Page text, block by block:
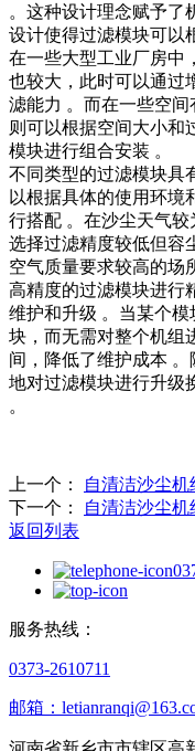
。这种设计理念赋予了
设计使得过滤模块可以
在一些大型工业厂房中
也较大，此时可以通过
滤能力 。而在一些空间
则可以根据空间大小和
模块进行组合安装 。
不同类型的过滤模块具
以根据具体的使用环境
行搭配 。在沙尘天气
选择过滤精度较低但容
空气质量要求较高的场
高精度的过滤模块进行
维护和升级 。当某个
块，而无需对整个机组
间，降低了维护成本
地对过滤模块进行升级
。
上一个：
自清洁沙尘
下一个：
自清洁沙尘
返回列表
服务热线：
0373-2610711
邮箱：